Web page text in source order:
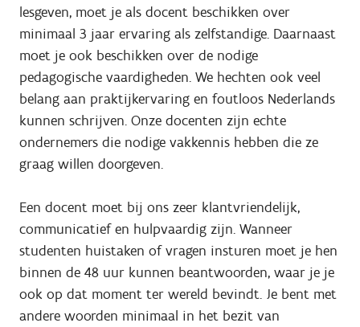
lesgeven, moet je als docent beschikken over
minimaal 3 jaar ervaring als zelfstandige. Daarnaast
moet je ook beschikken over de nodige
pedagogische vaardigheden. We hechten ook veel
belang aan praktijkervaring en foutloos Nederlands
kunnen schrijven. Onze docenten zijn echte
ondernemers die nodige vakkennis hebben die ze
graag willen doorgeven.
Een docent moet bij ons zeer klantvriendelijk,
communicatief en hulpvaardig zijn. Wanneer
studenten huistaken of vragen insturen moet je hen
binnen de 48 uur kunnen beantwoorden, waar je je
ook op dat moment ter wereld bevindt. Je bent met
andere woorden minimaal in het bezit van